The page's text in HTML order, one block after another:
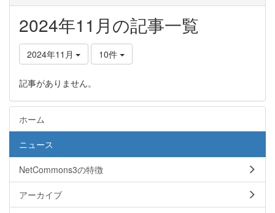
2024年11月の記事一覧
2024年11月 10件
記事がありません。
ホーム
ニュース
NetCommons3の特徴
アーカイブ